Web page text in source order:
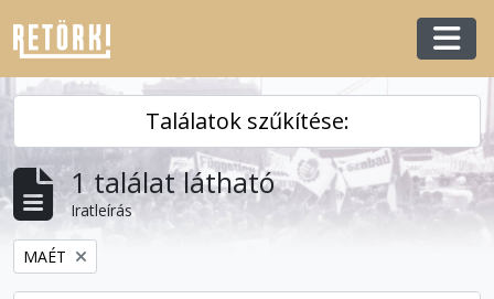
Skip to main content
Találatok szűkítése:
1 találat látható
Iratleírás
Remove filter:
MAÉT